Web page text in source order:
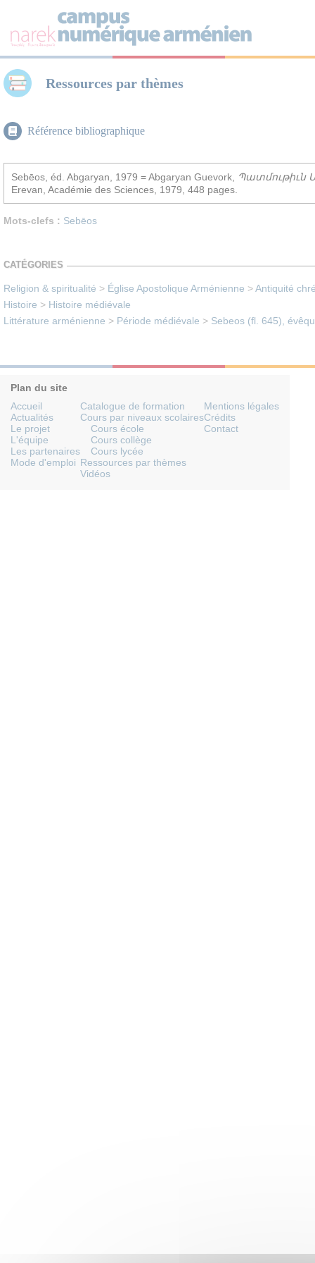
Ressources par thèmes
Référence bibliographique
Sebēos, éd. Abgaryan, 1979 = Abgaryan Guevork,
Պատմութիւն
Erevan, Académie des Sciences, 1979, 448 pages.
Mots-clefs : Sebēos
CATÉGORIES
Religion & spiritualité > Église Apostolique Arménienne >Antiquité
Histoire > Histoire médiévale
Littérature arménienne > Période médiévale > Sebeos (fl. 645),
Plan du site
Accueil
Actualités
Le projet
L'équipe
Les partenaires
Mode d'emploi
Catalogue de formation
Cours par niveaux scolaires
Cours école
Cours collège
Cours lycée
Ressources par thèmes
Vidéos
Mentions légales
Crédits
Contact